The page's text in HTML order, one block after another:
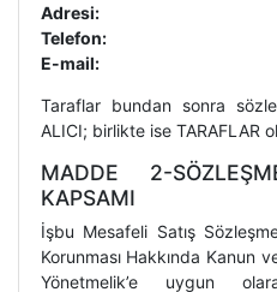
Adresi:
Telefon:
E-mail:
Taraflar bundan sonra
ALICI; birlikte ise TARAFLAR
MADDE 2-
KAPSAMI
İşbu Mesafeli Satış
Korunması Hakkında Kanun
Yönetmelik’e uygun